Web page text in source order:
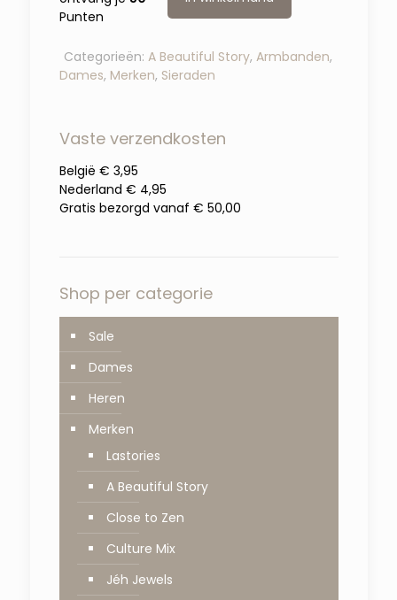
Punten
Categorieën: A Beautiful Story, Armbanden,
Dames, Merken, Sieraden
Vaste verzendkosten
België € 3,95
Nederland € 4,95
Gratis bezorgd vanaf € 50,00
Shop per categorie
Sale
Dames
Heren
Merken
Lastories
A Beautiful Story
Close to Zen
Culture Mix
Jéh Jewels